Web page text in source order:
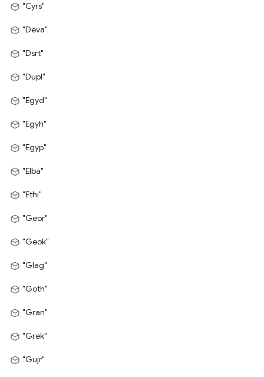
"Cyrs"
"Deva"
"Dsrt"
"Dupl"
"Egyd"
"Egyh"
"Egyp"
"Elba"
"Ethi"
"Geor"
"Geok"
"Glag"
"Goth"
"Gran"
"Grek"
"Gujr"